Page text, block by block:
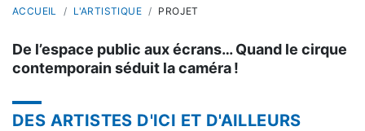
ACCUEIL L'ARTISTIQUE PROJET
De l’espace public aux écrans… Quand le cirque
contemporain séduit la caméra !
DES ARTISTES D'ICI ET D'AILLEURS